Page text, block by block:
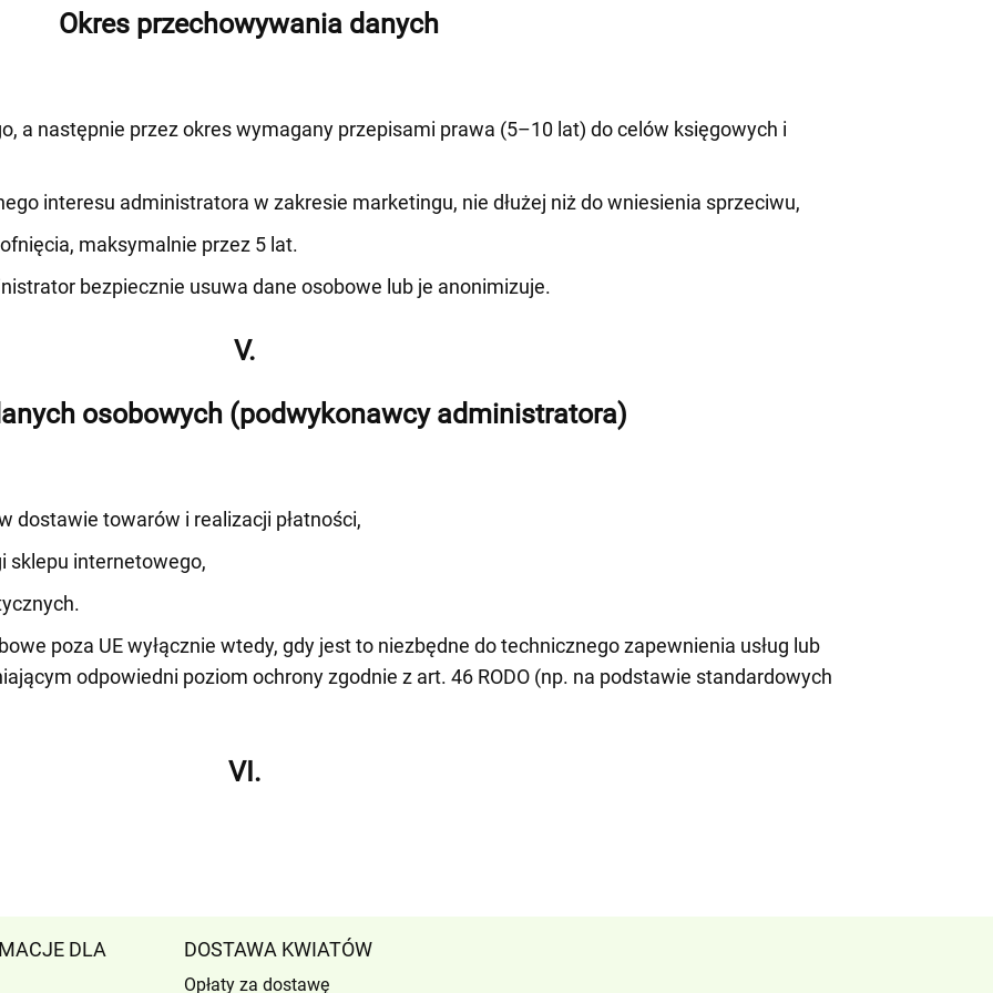
Okres przechowywania danych
a następnie przez okres wymagany przepisami prawa (5–10 lat) do celów księgowych i
interesu administratora w zakresie marketingu, nie dłużej niż do wniesienia sprzeciwu,
maksymalnie przez 5 lat.
bezpiecznie usuwa dane osobowe lub je anonimizuje.
V.
osobowych (podwykonawcy administratora)
dostawie towarów i realizacji płatności,
sklepu internetowego,
poza UE wyłącznie wtedy, gdy jest to niezbędne do technicznego zapewnienia usług lub
odpowiedni poziom ochrony zgodnie z art. 46 RODO (np. na podstawie standardowych
VI.
DLA DOSTAWA KWIATÓW
Opłaty za dostawę